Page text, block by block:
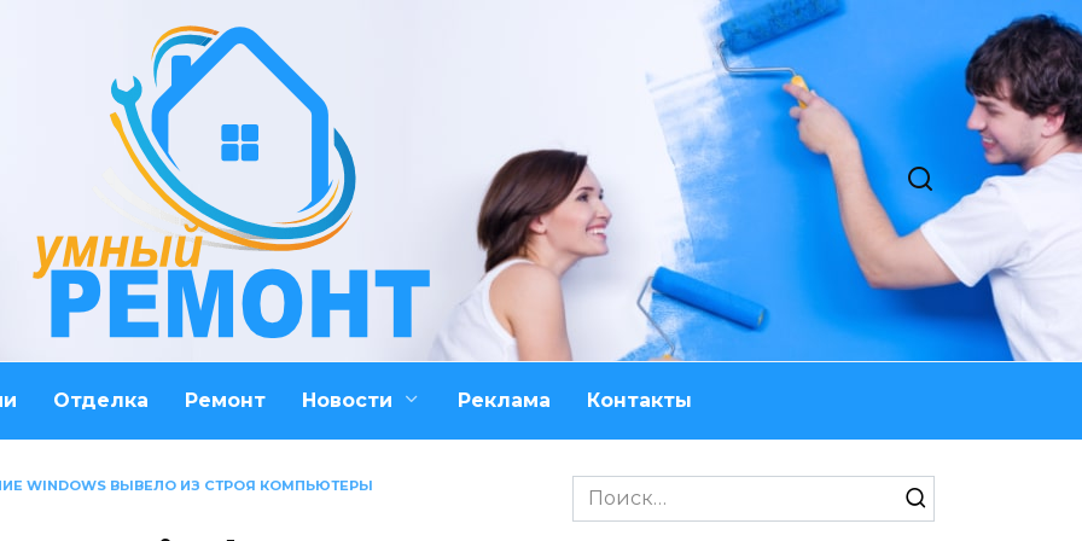
Отделка Ремонт Новости Реклама Контакты
WINDOWS ВЫВЕЛО ИЗ СТРОЯ КОМПЬЮТЕРЫ
Search
for: